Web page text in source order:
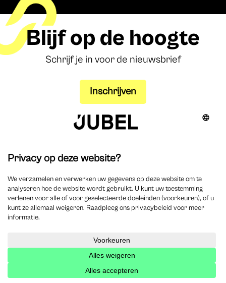
Blijf op de hoogte
Schrijf je in voor de nieuwsbrief
Inschrijven
Een reactie versturen
Je e-mailadres wordt niet gepubliceerd.
Vereiste
velden zijn gemarkeerd met*